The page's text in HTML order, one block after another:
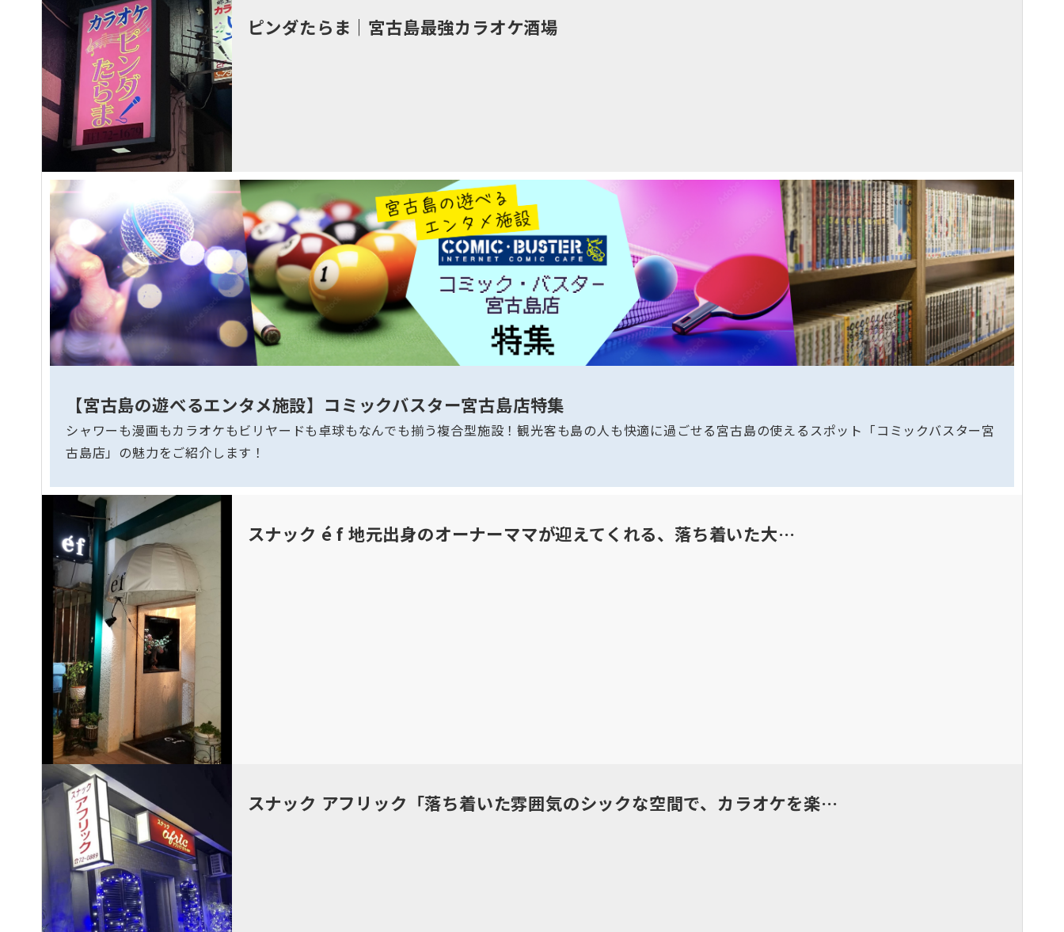
ピンダたらま｜宮古島最強カラオケ酒場
スナック é f 地元出身のオーナーママが迎えてくれる、落ち着いた大…
スナック アフリック「落ち着いた雰囲気のシックな空間で、カラオケを楽…
【宮古島の遊べるエンタメ施設】コミックバスター宮古島店特集
シャワーも漫画もカラオケもビリヤードも卓球もなんでも揃う複合型施設！観光客も島の人も快適に過ごせる宮古島の使えるスポット「コミックバスター宮
古島店」の魅力をご紹介します！